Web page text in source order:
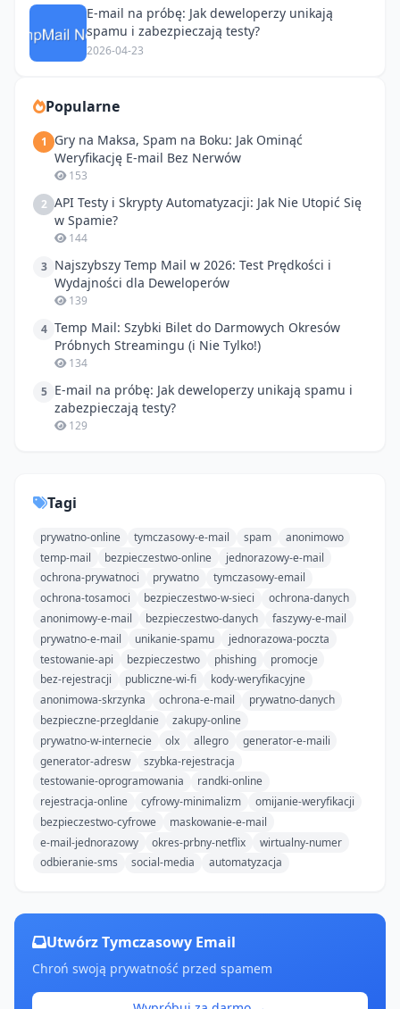
E-mail na próbę: Jak deweloperzy unikają
spamu i zabezpieczają testy?
2026-04-23
Popularne
1
Gry na Maksa, Spam na Boku: Jak Ominąć
Weryfikację E-mail Bez Nerwów
153
2 API Testy i Skrypty Automatyzacji: Jak Nie Utopić Się
w Spamie?
144
3 Najszybszy Temp Mail w 2026: Test Prędkości i
Wydajności dla Deweloperów
139
4 Temp Mail: Szybki Bilet do Darmowych Okresów
Próbnych Streamingu (i Nie Tylko!)
134
5 E-mail na próbę: Jak deweloperzy unikają spamu i
zabezpieczają testy?
129
Tagi
prywatno-online tymczasowy-e-mail spam
anonimowo
temp-mail
bezpieczestwo-online
jednorazowy-e-mail
ochrona-prywatnoci
prywatno
tymczasowy-email
ochrona-tosamoci
bezpieczestwo-w-sieci
ochrona-danych
anonimowy-e-mail
bezpieczestwo-danych
faszywy-e-mail
prywatno-e-mail
unikanie-spamu
jednorazowa-poczta
testowanie-api
bezpieczestwo phishing
promocje
bez-rejestracji
publiczne-wi-fi
kody-weryfikacyjne
anonimowa-skrzynka
ochrona-e-mail
prywatno-danych
bezpieczne-przegldanie
zakupy-online
prywatno-w-internecie
olx allegro
generator-e-maili
generator-adresw
szybka-rejestracja
testowanie-oprogramowania
randki-online
rejestracja-online
cyfrowy-minimalizm
omijanie-weryfikacji
bezpieczestwo-cyfrowe
maskowanie-e-mail
e-mail-jednorazowy
okres-prbny-netflix
wirtualny-numer
odbieranie-sms
social-media automatyzacja
Utwórz Tymczasowy Email
Chroń swoją prywatność przed spamem